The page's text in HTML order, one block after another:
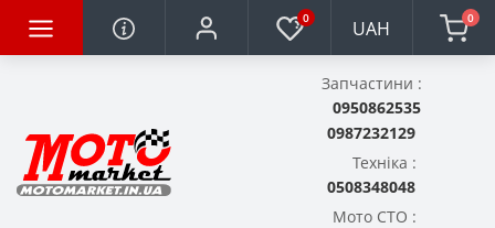
0 UAH 0
Запчастини :
0950862535
0987232129
Техніка :
0508348048
Мото СТО :